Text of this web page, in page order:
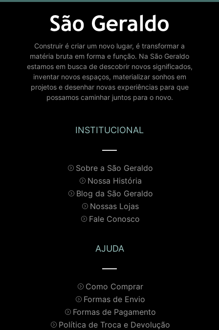
Construir é criar um novo lugar, é transformar a
matéria bruta em forma e função. Na São Geraldo
estamos em busca de descobrir novos significados,
inventar novos espaços, materializar sonhos em
projetos e desenhar novas experiências para que
possamos caminhar juntos para o novo.
INSTITUCIONAL
Sobre a São Geraldo
Nossa História
Blog da São Geraldo
Nossas Lojas
Fale Conosco
AJUDA
Como Comprar
Formas de Envio
Formas de Pagamento
Política de Troca e Devolução